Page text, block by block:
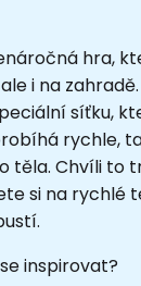
hra,
i na
síťku,
rychle,
těla. Chvíli to
si na rychlé
inspirovat?